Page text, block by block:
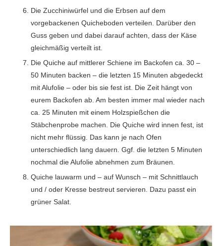
Die Zucchiniwürfel und die Erbsen auf dem
vorgebackenen Quicheboden verteilen. Darüber den
Guss geben und dabei darauf achten, dass der Käse
gleichmäßig verteilt ist.
Die Quiche auf mittlerer Schiene im Backofen ca. 30 –
50 Minuten backen – die letzten 15 Minuten abgedeckt
mit Alufolie – oder bis sie fest ist. Die Zeit hängt von
eurem Backofen ab. Am besten immer mal wieder nach
ca. 25 Minuten mit einem Holzspießchen die
Stäbchenprobe machen. Die Quiche wird innen fest, ist
nicht mehr flüssig. Das kann je nach Ofen
unterschiedlich lang dauern. Ggf. die letzten 5 Minuten
nochmal die Alufolie abnehmen zum Bräunen.
Quiche lauwarm und – auf Wunsch – mit Schnittlauch
und / oder Kresse bestreut servieren. Dazu passt ein
grüner Salat.